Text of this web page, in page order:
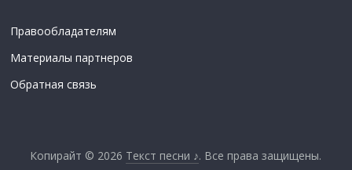
Правообладателям
Материалы партнеров
Обратная связь
Копирайт © 2026 Текст песни ♪. Все права защищены.